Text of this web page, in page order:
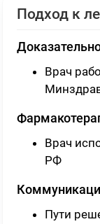
Подход к
Врач
Врач
РФ
Пути